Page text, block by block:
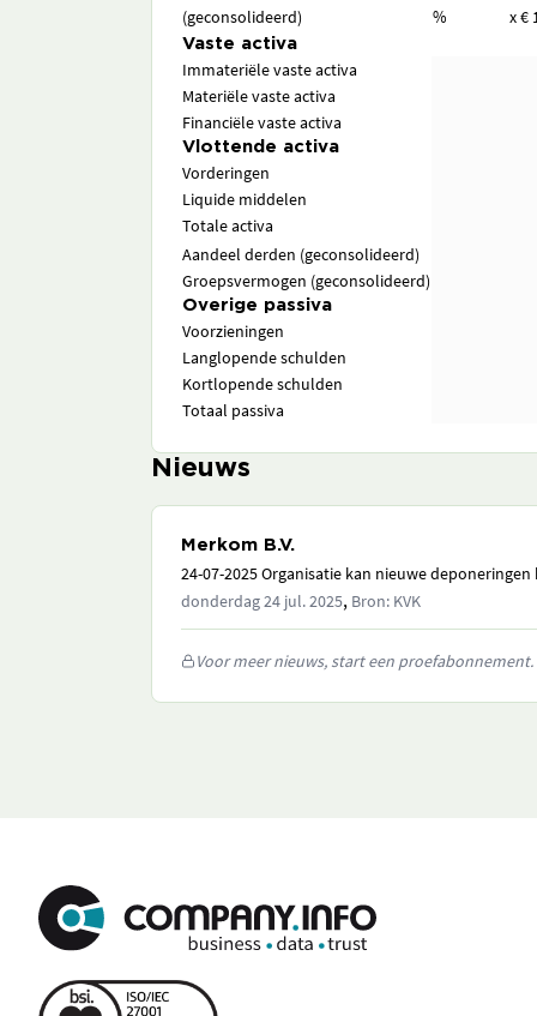
(geconsolideerd) % x €
Vaste activa
Immateriële vaste activa
Materiële vaste activa
Financiële vaste activa
Vlottende activa
Vorderingen
Liquide middelen
Totale activa
Aandeel derden (geconsolideerd)
Groepsvermogen (geconsolideerd)
Overige passiva
Voorzieningen
Langlopende schulden
Kortlopende schulden
Totaal passiva
Nieuws
Merkom B.V.
24-07-2025 Organisatie kan nieuwe
donderdag 24 jul. 2025, Bron: KVK
Voor meer nieuws, start een proefabonnement.